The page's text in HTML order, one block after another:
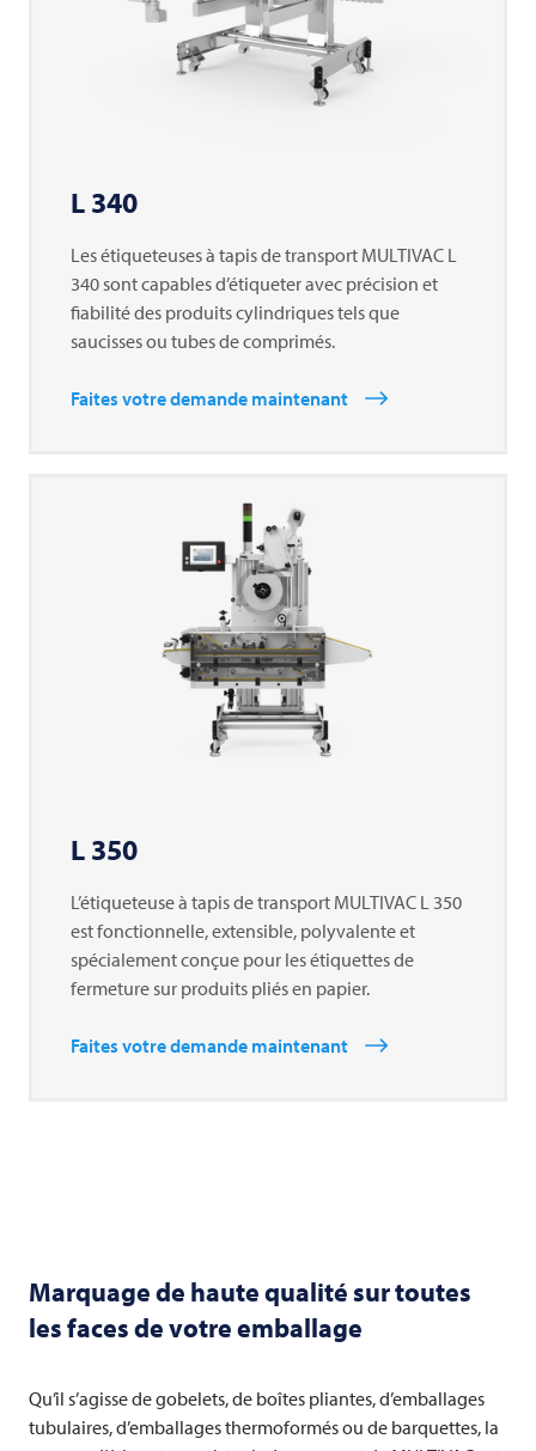
L 340
Les étiqueteuses à tapis de transport MULTIVAC L
340 sont capables d’étiqueter avec précision et
fiabilité des produits cylindriques tels que
saucisses ou tubes de comprimés.
Faites votre demande maintenant
L 350
L’étiqueteuse à tapis de transport MULTIVAC L 350
est fonctionnelle, extensible, polyvalente et
spécialement conçue pour les étiquettes de
fermeture sur produits pliés en papier.
Faites votre demande maintenant
Marquage de haute qualité sur toutes
les faces de votre emballage
Qu’il s’agisse de gobelets, de boîtes pliantes, d’emballages
tubulaires, d’emballages thermoformés ou de barquettes, la